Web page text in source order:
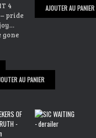
4
– pride
gone
AU PANIER
AJOUTER AU PANIER